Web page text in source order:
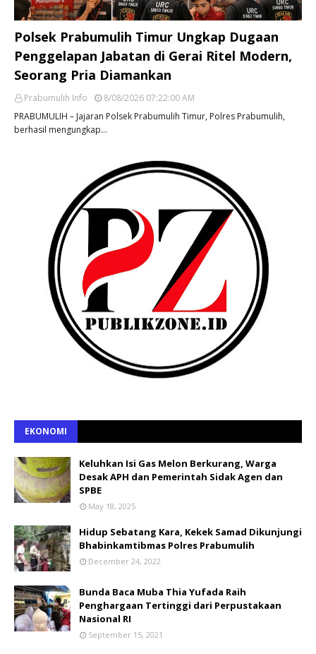
Polsek Prabumulih Timur Ungkap Dugaan
Penggelapan Jabatan di Gerai Ritel Modern,
Seorang Pria Diamankan
Prabumulih Info
8/08/2026 07:22:00 AM
PRABUMULIH – Jajaran Polsek Prabumulih Timur, Polres Prabumulih,
berhasil mengungkap…
EKONOMI
Keluhkan Isi Gas Melon Berkurang, Warga
Desak APH dan Pemerintah Sidak Agen dan
SPBE
May 18, 2025
Hidup Sebatang Kara, Kekek Samad Dikunjungi
Bhabinkamtibmas Polres Prabumulih
December 24, 2022
Bunda Baca Muba Thia Yufada Raih
Penghargaan Tertinggi dari Perpustakaan
Nasional RI
September 15, 2021